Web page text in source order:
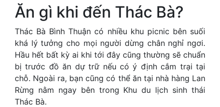
Ăn gì khi đến Thác Bà?
Thác Bà Bình Thuận có nhiều khu picnic bên suối
khá lý tưởng cho mọi người dừng chân nghỉ ngơi.
Hầu hết bất kỳ ai khi tới đây cũng thường sẽ chuẩn
bị trước đồ ăn dự trữ nếu có ý định cắm trại tại
chỗ. Ngoài ra, bạn cũng có thể ăn tại nhà hàng Lan
Rừng nằm ngay bên trong Khu du lịch sinh thái
Thác Bà.